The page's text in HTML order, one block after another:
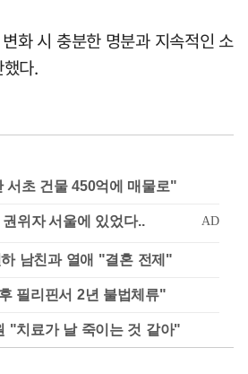
화 시 충분한 명분과 지속적인 소
다.
서초 건물 450억에 매물로"
남친과 열애 "결혼 전제"
필리핀서 2년 불법체류"
"치료가 날 죽이는 것 같아"